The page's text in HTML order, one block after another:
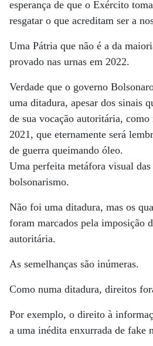
esperança de que o Exército
resgatar o que acreditam ser a
Uma Pátria que não é a da
provado nas urnas em 2022.
Verdade que o governo
uma ditadura, apesar dos sinais
de sua vocação autoritária, como
2021, que eternamente será
de guerra queimando óleo.
Uma perfeita metáfora visual
bolsonarismo.
Não foi uma ditadura, mas os
foram marcados pela imposição
autoritária.
As semelhanças são inúmeras.
Como numa ditadura, direitos
Por exemplo, o direito à
a uma inédita enxurrada de fake